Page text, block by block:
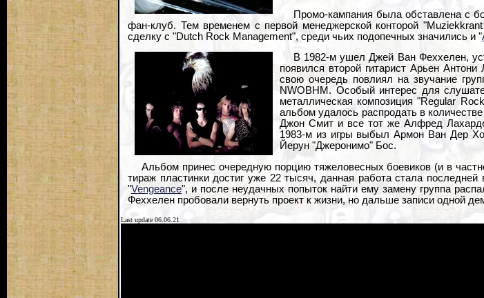
Промо-кампания была обставлена с
фан-клуб. Тем временем с первой менеджерской конторой
сделку с "Dutch Rock Management", среди чьих подопечных значились и "
В 1982-м ушел Джей Ван Феххелен,
появился второй гитарист Арьен
свою очередь повлиял на звучание
NWOBHM. Особый интерес для
металлическая композиция "Regular
альбом удалось распродать в
Джон Смит и все тот же Алфред
1983-м из игры выбыл Армон Ван Дер
Йерун "Джеронимо" Бос.
Альбом принес очередную порцию тяжеловесных боевиков (и в
тираж пластинки достиг уже 22 тысяч, данная работа стала
"Vengeance", и после неудачных попыток найти ему замену группа
Феххелен пробовали вернуть проект к жизни, но дальше записи одной
Last update 06.06.21